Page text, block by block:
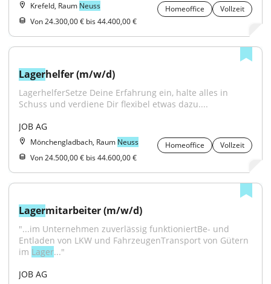
Krefeld, Raum Neuss Homeoffice
Vollzeit
Von 24.300,00 € bis 44.400,00 €
Lagerhelfer (m/w/d)
LagerhelferSetze Deine Erfahrung ein, halte alles in
Schuss und verdiene Dir flexibel etwas dazu....
JOB AG
Mönchengladbach, Raum Neuss Homeoffice
Vollzeit
Von 24.500,00 € bis 44.600,00 €
Lagermitarbeiter (m/w/d)
"...im Unternehmen zuverlässig funktioniertBe- und
Entladen von LKW und FahrzeugenTransport von Gütern
im Lager..."
JOB AG